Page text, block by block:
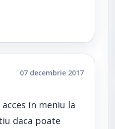
07 decembrie 2017
in meniu la
daca poate